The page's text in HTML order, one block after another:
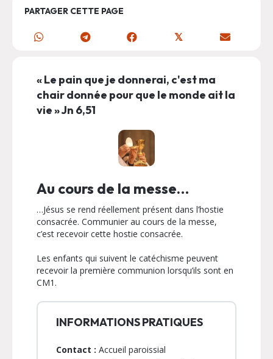
PARTAGER CETTE PAGE
𝕏
« Le pain que je donnerai, c'est ma
chair donnée pour que le monde ait la
vie » Jn 6,51
Au cours de la messe…
…Jésus se rend réellement présent dans l’hostie
consacrée. Communier au cours de la messe,
c’est recevoir cette hostie consacrée.
Les enfants qui suivent le catéchisme peuvent
recevoir la première communion lorsqu’ils sont en
CM1.
INFORMATIONS PRATIQUES
Contact : Accueil paroissial